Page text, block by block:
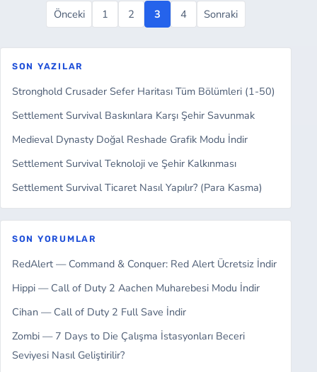
SON YAZILAR
Stronghold Crusader Sefer Haritası Tüm Bölümleri (1-50)
Settlement Survival Baskınlara Karşı Şehir Savunmak
Medieval Dynasty Doğal Reshade Grafik Modu İndir
Settlement Survival Teknoloji ve Şehir Kalkınması
Settlement Survival Ticaret Nasıl Yapılır? (Para Kasma)
SON YORUMLAR
RedAlert — Command & Conquer: Red Alert Ücretsiz İndir
Hippi — Call of Duty 2 Aachen Muharebesi Modu İndir
Cihan — Call of Duty 2 Full Save İndir
Zombi — 7 Days to Die Çalışma İstasyonları Beceri
Seviyesi Nasıl Geliştirilir?
Önceki 1 2 3 4 Sonraki